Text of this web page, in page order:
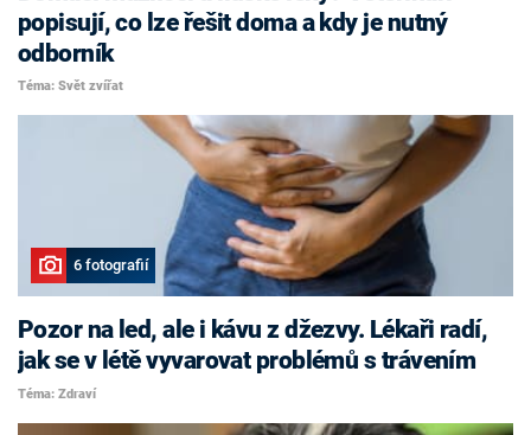
popisují, co lze řešit doma a kdy je nutný
odborník
Téma: Svět zvířat
6 fotografií
Pozor na led, ale i kávu z džezvy. Lékaři radí,
jak se v létě vyvarovat problémů s trávením
Téma: Zdraví